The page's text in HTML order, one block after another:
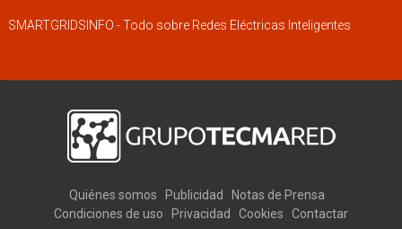
SMARTGRIDSINFO - Todo sobre Redes Eléctricas Inteligentes
Quiénes somos Publicidad
Notas de Prensa
Condiciones de uso
Privacidad Cookies Contactar